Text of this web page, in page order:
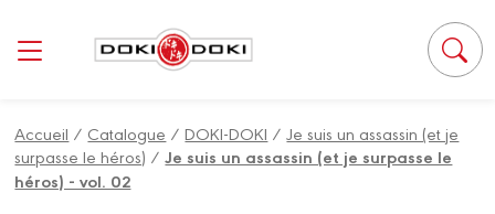
Accueil / Catalogue /DOKI-DOKI /Je suis un assassin (et je
surpasse le héros) /Je suis un assassin (et je surpasse le
héros) - vol. 02